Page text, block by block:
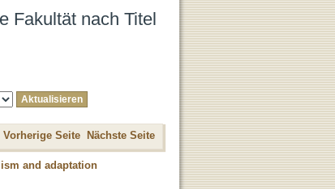
Fakultät nach Titel
Vorherige Seite Nächste Seite
and adaptation